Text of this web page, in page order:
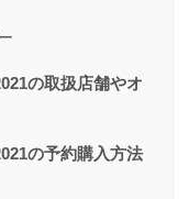
の取扱店舗やオ
の予約購入方法